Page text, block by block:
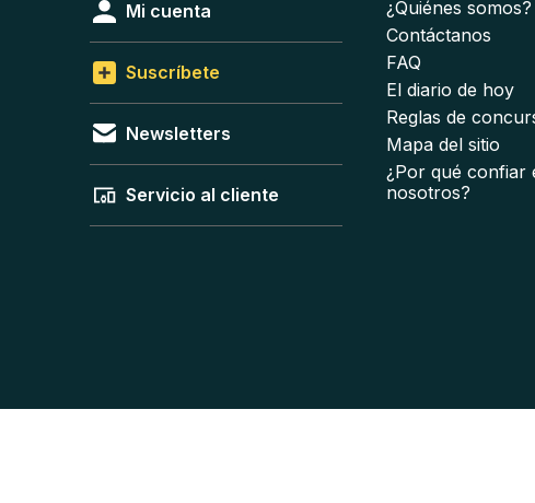
Mi cuenta
Suscríbete
Newsletters
Servicio al cliente
¿Quiénes somos?
Contáctanos
FAQ
El diario de hoy
Reglas de
Mapa del sitio
¿Por qué confiar
nosotros?